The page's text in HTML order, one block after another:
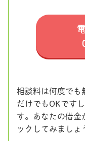
相談料は何度でも
だけでもOKです
す。あなたの借金
ックしてみましょ